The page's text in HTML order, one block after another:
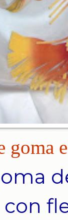
goma
con